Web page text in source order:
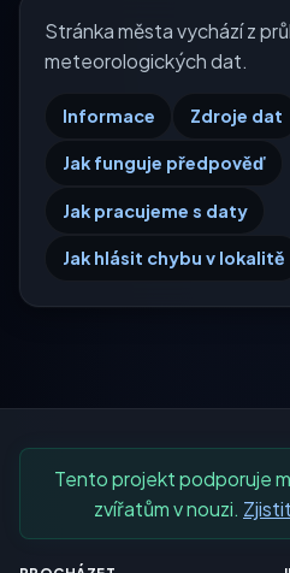
Stránka města vychází z
meteorologických dat.
Informace Zdroje dat
Jak funguje předpověď
Jak pracujeme s daty
Jak hlásit chybu v lokalitě
Tento projekt podporuje
zvířatům v nouzi.